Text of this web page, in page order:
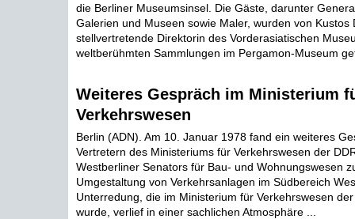
die Berliner Museumsinsel. Die Gäste, darunter
Galerien und Museen sowie Maler, wurden von Kustos
stellvertretende Direktorin des Vorderasiatischen
weltberühmten Sammlungen im Pergamon-Museum
Weiteres Gespräch im Ministerium
Verkehrswesen
Berlin (ADN). Am 10. Januar 1978 fand ein weiteres
Vertretern des Ministeriums für Verkehrswesen der
Westberliner Senators für Bau- und Wohnungswesen
Umgestaltung von Verkehrsanlagen im Südbereich
Unterredung, die im Ministerium für Verkehrswesen
wurde, verlief in einer sachlichen Atmosphäre ...